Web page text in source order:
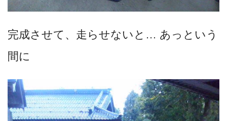
完成させて、走らせないと… あっという
間に